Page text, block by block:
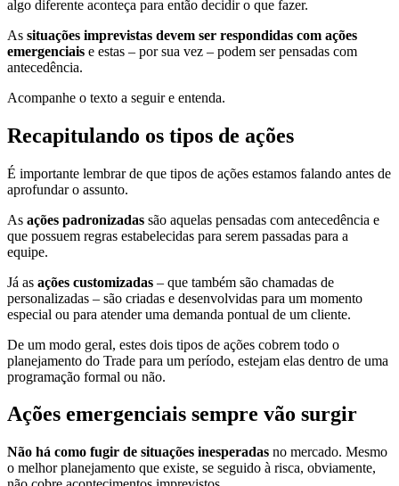
algo diferente aconteça para então decidir o que fazer.
As situações imprevistas devem ser respondidas com ações
emergenciais e estas – por sua vez – podem ser pensadas com
antecedência.
Acompanhe o texto a seguir e entenda.
Recapitulando os tipos de ações
É importante lembrar de que tipos de ações estamos falando antes de
aprofundar o assunto.
As ações padronizadas são aquelas pensadas com antecedência e
que possuem regras estabelecidas para serem passadas para a
equipe.
Já as ações customizadas – que também são chamadas de
personalizadas – são criadas e desenvolvidas para um momento
especial ou para atender uma demanda pontual de um cliente.
De um modo geral, estes dois tipos de ações cobrem todo o
planejamento do Trade para um período, estejam elas dentro de uma
programação formal ou não.
Ações emergenciais sempre vão surgir
Não há como fugir de situações inesperadas no mercado. Mesmo
o melhor planejamento que existe, se seguido à risca, obviamente,